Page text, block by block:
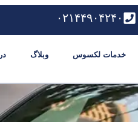
۰۲۱۴۴۹۰۴۲۴۰
خدمات لکسوس وبلاگ